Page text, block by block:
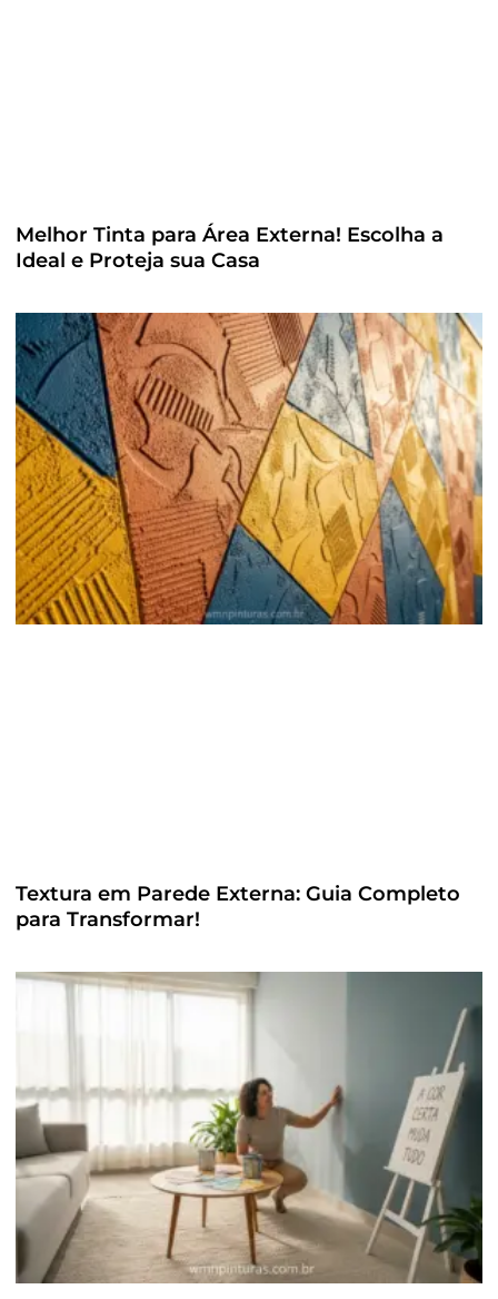
Melhor Tinta para Área Externa! Escolha a
Ideal e Proteja sua Casa
Textura em Parede Externa: Guia Completo
para Transformar!